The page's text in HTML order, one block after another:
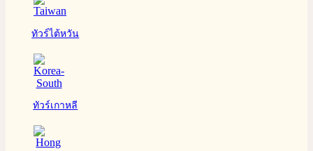
ทัวร์ไต้หวัน
ทัวร์เกาหลี